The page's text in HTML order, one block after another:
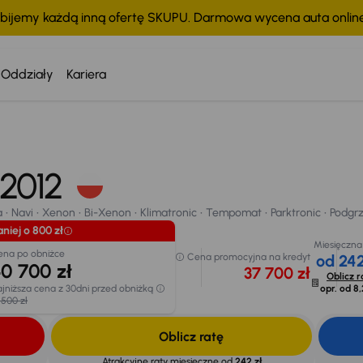
każdą inną ofertę SKUPU. Darmowa wycena auta
Oddziały Kariera
Navi Xenon Bi-Xenon Klimatronic Tempomat Parktronic
o 800 zł
po obniżce
700 zł
cena z 30dni przed obniżką
500 zł
Cena promocyjna na kredyt
37 700 zł
od
Oblicz
opr. od
Oblicz ratę